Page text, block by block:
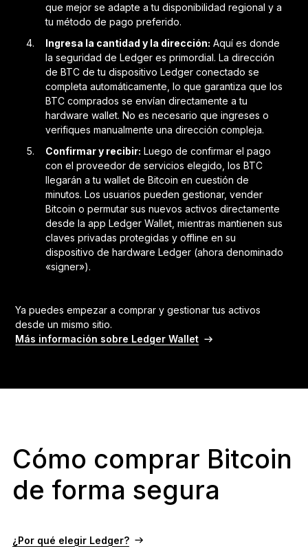
que mejor se adapte a tu disponibilidad regional y a
tu método de pago preferido.
Ingresa la cantidad y la dirección: Aquí es donde
la seguridad de Ledger es primordial. La dirección
de BTC de tu dispositivo Ledger conectado se
completa automáticamente, lo que garantiza que los
BTC comprados se envían directamente a tu
hardware wallet. No es necesario que ingreses o
verifiques manualmente una dirección compleja.
Confirmar y recibir: Luego de confirmar el pago
con el proveedor de servicios elegido, los BTC
llegarán a tu wallet de Bitcoin en cuestión de
minutos. Los usuarios pueden gestionar, vender
Bitcoin o permutar sus nuevos activos directamente
desde la app Ledger Wallet, mientras mantienen sus
claves privadas protegidas y offline en su
dispositivo de hardware Ledger (ahora denominado
«signer»).
Ya puedes empezar a comprar y gestionar tus activos
desde un mismo sitio.
Más información sobre Ledger Wallet
Cómo comprar Bitcoin
de forma segura
¿Por qué elegir Ledger?